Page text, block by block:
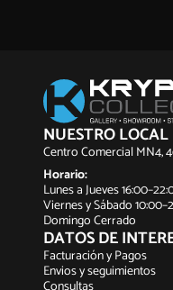
NUESTRO LOCAL
Centro Comercial MN4,
Horario:
Lunes a Jueves
Viernes y Sábado
Domingo Cerrado
DATOS DE
Facturación y Pagos
Envios y seguimientos